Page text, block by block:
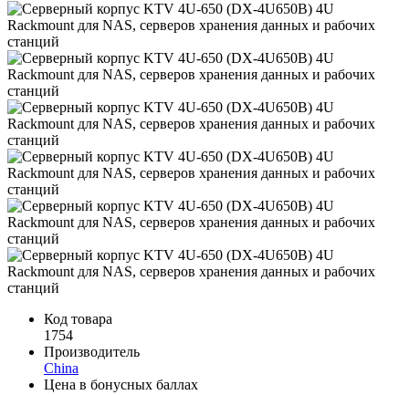
Код товара
1754
Производитель
China
Цена в бонусных баллах